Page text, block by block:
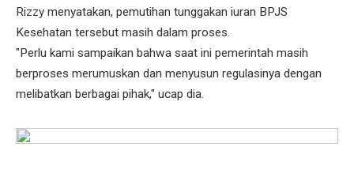
Rizzy menyatakan, pemutihan tunggakan iuran BPJS
Kesehatan tersebut masih dalam proses.
"Perlu kami sampaikan bahwa saat ini pemerintah masih
berproses merumuskan dan menyusun regulasinya dengan
melibatkan berbagai pihak," ucap dia.